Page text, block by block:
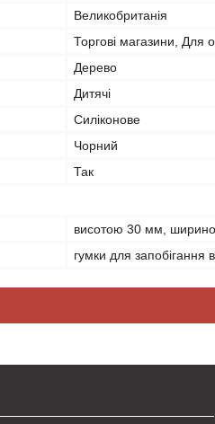
Великобританія
Торгові магазини, Для
Дерево
Дитячі
Силіконове
Чорний
Так
висотою 30 мм,
гумки для запобігання